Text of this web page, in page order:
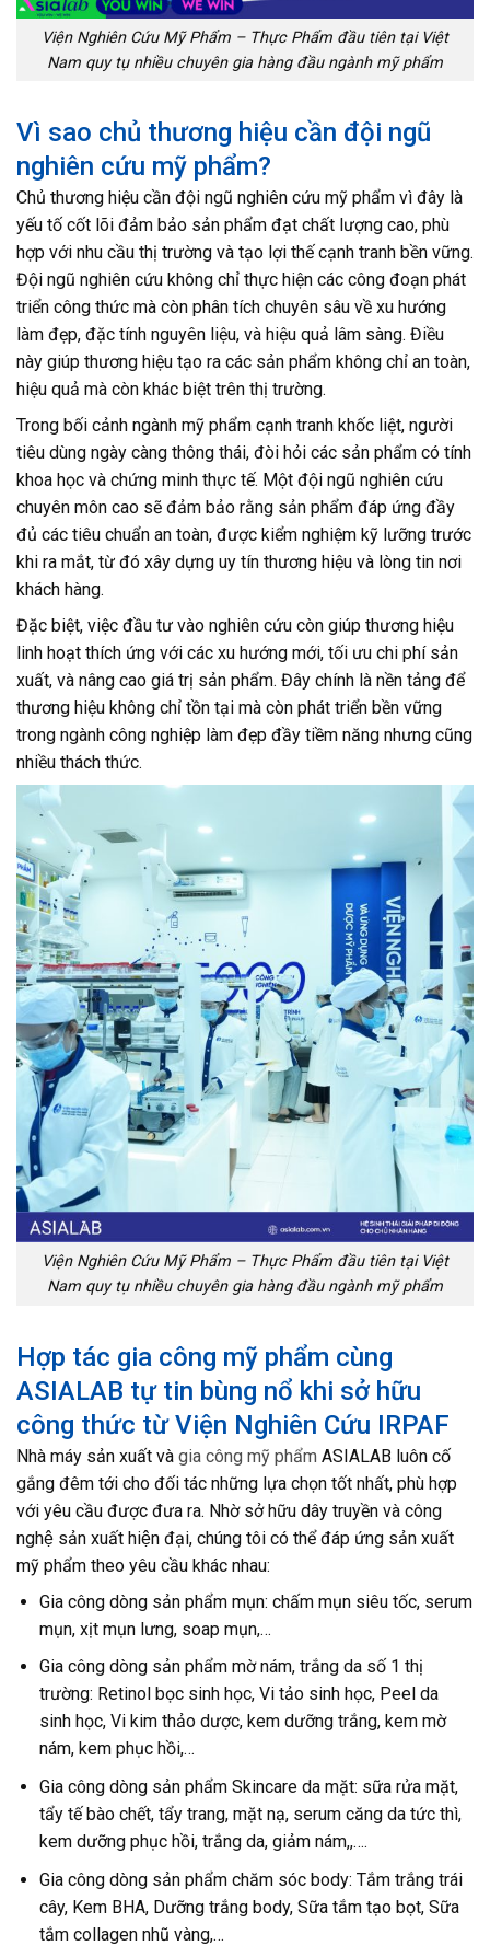
Viện Nghiên Cứu Mỹ Phẩm – Thực Phẩm đầu tiên tại Việt
Nam quy tụ nhiều chuyên gia hàng đầu ngành mỹ phẩm
Vì sao chủ thương hiệu cần đội ngũ
nghiên cứu mỹ phẩm?
Chủ thương hiệu cần đội ngũ nghiên cứu mỹ phẩm vì đây là
yếu tố cốt lõi đảm bảo sản phẩm đạt chất lượng cao, phù
hợp với nhu cầu thị trường và tạo lợi thế cạnh tranh bền vững.
Đội ngũ nghiên cứu không chỉ thực hiện các công đoạn phát
triển công thức mà còn phân tích chuyên sâu về xu hướng
làm đẹp, đặc tính nguyên liệu, và hiệu quả lâm sàng. Điều
này giúp thương hiệu tạo ra các sản phẩm không chỉ an toàn,
hiệu quả mà còn khác biệt trên thị trường.
Trong bối cảnh ngành mỹ phẩm cạnh tranh khốc liệt, người
tiêu dùng ngày càng thông thái, đòi hỏi các sản phẩm có tính
khoa học và chứng minh thực tế. Một đội ngũ nghiên cứu
chuyên môn cao sẽ đảm bảo rằng sản phẩm đáp ứng đầy
đủ các tiêu chuẩn an toàn, được kiểm nghiệm kỹ lưỡng trước
khi ra mắt, từ đó xây dựng uy tín thương hiệu và lòng tin nơi
khách hàng.
Đặc biệt, việc đầu tư vào nghiên cứu còn giúp thương hiệu
linh hoạt thích ứng với các xu hướng mới, tối ưu chi phí sản
xuất, và nâng cao giá trị sản phẩm. Đây chính là nền tảng để
thương hiệu không chỉ tồn tại mà còn phát triển bền vững
trong ngành công nghiệp làm đẹp đầy tiềm năng nhưng cũng
nhiều thách thức.
Viện Nghiên Cứu Mỹ Phẩm – Thực Phẩm đầu tiên tại Việt
Nam quy tụ nhiều chuyên gia hàng đầu ngành mỹ phẩm
Hợp tác gia công mỹ phẩm cùng
ASIALAB tự tin bùng nổ khi sở hữu
công thức từ Viện Nghiên Cứu IRPAF
Nhà máy sản xuất và gia công mỹ phẩm ASIALAB luôn cố
gắng đêm tới cho đối tác những lựa chọn tốt nhất, phù hợp
với yêu cầu được đưa ra. Nhờ sở hữu dây truyền và công
nghệ sản xuất hiện đại, chúng tôi có thể đáp ứng sản xuất
mỹ phẩm theo yêu cầu khác nhau:
Gia công dòng sản phẩm mụn: chấm mụn siêu tốc, serum
mụn, xịt mụn lưng, soap mụn,…
Gia công dòng sản phẩm mờ nám, trắng da số 1 thị
trường: Retinol bọc sinh học, Vi tảo sinh học, Peel da
sinh học, Vi kim thảo dược, kem dưỡng trắng, kem mờ
nám, kem phục hồi,…
Gia công dòng sản phẩm Skincare da mặt: sữa rửa mặt,
tẩy tế bào chết, tẩy trang, mặt nạ, serum căng da tức thì,
kem dưỡng phục hồi, trắng da, giảm nám,,….
Gia công dòng sản phẩm chăm sóc body: Tắm trắng trái
cây, Kem BHA, Dưỡng trắng body, Sữa tắm tạo bọt, Sữa
tắm collagen nhũ vàng,…